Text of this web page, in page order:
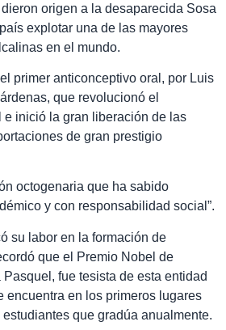
origen a la desaparecida Sosa
explotar una de las mayores
en el mundo.
primer anticonceptivo oral, por Luis
que revolucionó el
e inició la gran liberación de las
de gran prestigio
octogenaria que ha sabido
y con responsabilidad social”.
su labor en la formación de
que el Premio Nobel de
fue tesista de esta entidad
encuentra en los primeros lugares
que gradúa anualmente.